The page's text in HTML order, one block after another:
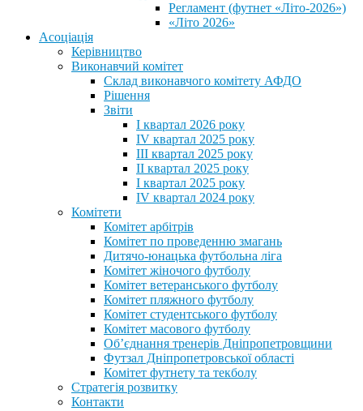
Регламент (футнет «Літо-2026»)
«Літо 2026»
Асоціація
Керівництво
Виконавчий комітет
Склад виконавчого комітету АФДО
Рішення
Звіти
I квартал 2026 року
IV квартал 2025 року
III квартал 2025 року
II квартал 2025 року
I квартал 2025 року
IV квартал 2024 року
Комітети
Комітет арбітрів
Комітет по проведенню змагань
Дитячо-юнацька футбольна ліга
Комітет жіночого футболу
Комітет ветеранського футболу
Комітет пляжного футболу
Комітет студентського футболу
Комітет масового футболу
Обʼєднання тренерів Дніпропетровщини
Футзал Дніпропетровської області
Комітет футнету та текболу
Стратегія розвитку
Контакти